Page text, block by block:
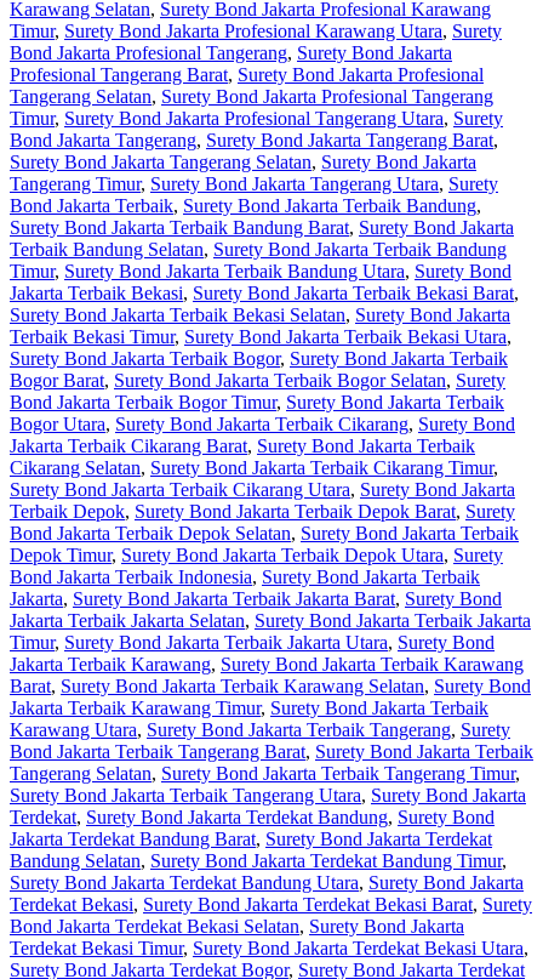
Karawang Selatan, Surety Bond Jakarta Profesional Karawang
Timur, Surety Bond Jakarta Profesional Karawang Utara, Surety
Bond Jakarta Profesional Tangerang, Surety Bond Jakarta
Profesional Tangerang Barat, Surety Bond Jakarta Profesional
Tangerang Selatan, Surety Bond Jakarta Profesional Tangerang
Timur, Surety Bond Jakarta Profesional Tangerang Utara, Surety
Bond Jakarta Tangerang, Surety Bond Jakarta Tangerang Barat,
Surety Bond Jakarta Tangerang Selatan, Surety Bond Jakarta
Tangerang Timur, Surety Bond Jakarta Tangerang Utara, Surety
Bond Jakarta Terbaik, Surety Bond Jakarta Terbaik Bandung,
Surety Bond Jakarta Terbaik Bandung Barat, Surety Bond Jakarta
Terbaik Bandung Selatan, Surety Bond Jakarta Terbaik Bandung
Timur, Surety Bond Jakarta Terbaik Bandung Utara, Surety Bond
Jakarta Terbaik Bekasi, Surety Bond Jakarta Terbaik Bekasi Barat,
Surety Bond Jakarta Terbaik Bekasi Selatan, Surety Bond Jakarta
Terbaik Bekasi Timur, Surety Bond Jakarta Terbaik Bekasi Utara,
Surety Bond Jakarta Terbaik Bogor, Surety Bond Jakarta Terbaik
Bogor Barat, Surety Bond Jakarta Terbaik Bogor Selatan, Surety
Bond Jakarta Terbaik Bogor Timur, Surety Bond Jakarta Terbaik
Bogor Utara, Surety Bond Jakarta Terbaik Cikarang, Surety Bond
Jakarta Terbaik Cikarang Barat, Surety Bond Jakarta Terbaik
Cikarang Selatan, Surety Bond Jakarta Terbaik Cikarang Timur,
Surety Bond Jakarta Terbaik Cikarang Utara, Surety Bond Jakarta
Terbaik Depok, Surety Bond Jakarta Terbaik Depok Barat, Surety
Bond Jakarta Terbaik Depok Selatan, Surety Bond Jakarta Terbaik
Depok Timur, Surety Bond Jakarta Terbaik Depok Utara, Surety
Bond Jakarta Terbaik Indonesia, Surety Bond Jakarta Terbaik
Jakarta, Surety Bond Jakarta Terbaik Jakarta Barat, Surety Bond
Jakarta Terbaik Jakarta Selatan, Surety Bond Jakarta Terbaik Jakarta
Timur, Surety Bond Jakarta Terbaik Jakarta Utara, Surety Bond
Jakarta Terbaik Karawang, Surety Bond Jakarta Terbaik Karawang
Barat, Surety Bond Jakarta Terbaik Karawang Selatan, Surety Bond
Jakarta Terbaik Karawang Timur, Surety Bond Jakarta Terbaik
Karawang Utara, Surety Bond Jakarta Terbaik Tangerang, Surety
Bond Jakarta Terbaik Tangerang Barat, Surety Bond Jakarta Terbaik
Tangerang Selatan, Surety Bond Jakarta Terbaik Tangerang Timur,
Surety Bond Jakarta Terbaik Tangerang Utara, Surety Bond Jakarta
Terdekat, Surety Bond Jakarta Terdekat Bandung, Surety Bond
Jakarta Terdekat Bandung Barat, Surety Bond Jakarta Terdekat
Bandung Selatan, Surety Bond Jakarta Terdekat Bandung Timur,
Surety Bond Jakarta Terdekat Bandung Utara, Surety Bond Jakarta
Terdekat Bekasi, Surety Bond Jakarta Terdekat Bekasi Barat, Surety
Bond Jakarta Terdekat Bekasi Selatan, Surety Bond Jakarta
Terdekat Bekasi Timur, Surety Bond Jakarta Terdekat Bekasi Utara,
Surety Bond Jakarta Terdekat Bogor, Surety Bond Jakarta Terdekat